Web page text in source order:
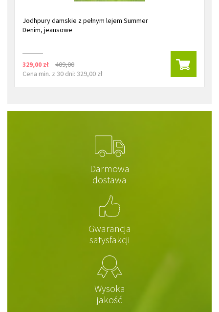
Jodhpury damskie z pełnym lejem Summer
Denim, jeansowe
329,00 zł
409,00
Cena min. z 30 dni: 329,00 zł
Darmowa
dostawa
Gwarancja
satysfakcji
Wysoka
jakość